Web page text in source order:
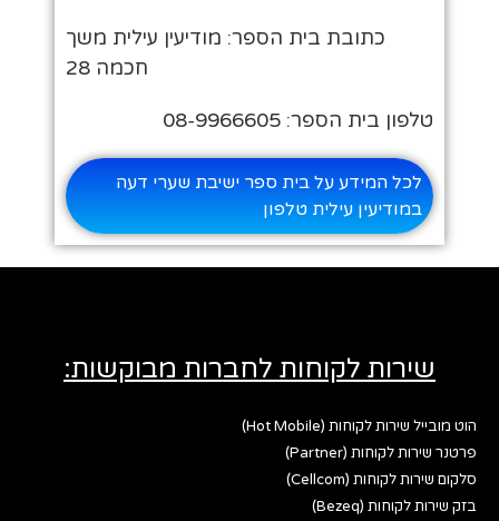
כתובת בית הספר: מודיעין עילית משך
חכמה 28
טלפון בית הספר: 08-9966605
לכל המידע על בית ספר ישיבת שערי דעה
במודיעין עילית טלפון
שירות לקוחות לחברות מבוקשות:
הוט מובייל שירות לקוחות (Hot Mobile)
פרטנר שירות לקוחות (Partner)
סלקום שירות לקוחות (Cellcom)
בזק שירות לקוחות (Bezeq)